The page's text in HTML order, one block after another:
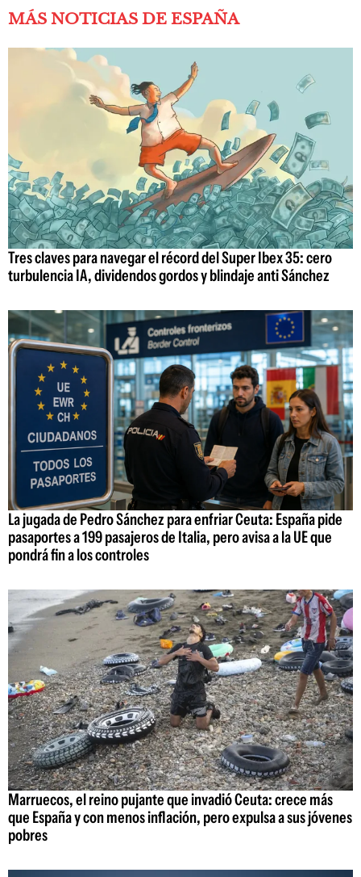
MÁS NOTICIAS DE ESPAÑA
Tres claves para navegar el récord del Super Ibex 35: cero
turbulencia IA, dividendos gordos y blindaje anti Sánchez
La jugada de Pedro Sánchez para enfriar Ceuta: España pide
pasaportes a 199 pasajeros de Italia, pero avisa a la UE que
pondrá fin a los controles
Marruecos, el reino pujante que invadió Ceuta: crece más
que España y con menos inflación, pero expulsa a sus jóvenes
pobres